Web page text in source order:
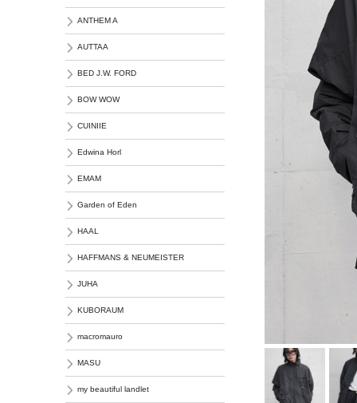
ANTHEM A
AUTTAA
BED J.W. FORD
BOW WOW
CUINIIE
Edwina Horl
EMAM
Garden of Eden
HAAL
HAFFMANS & NEUMEISTER
JUHA
KUBORAUM
macromauro
MASU
my beautiful landlet